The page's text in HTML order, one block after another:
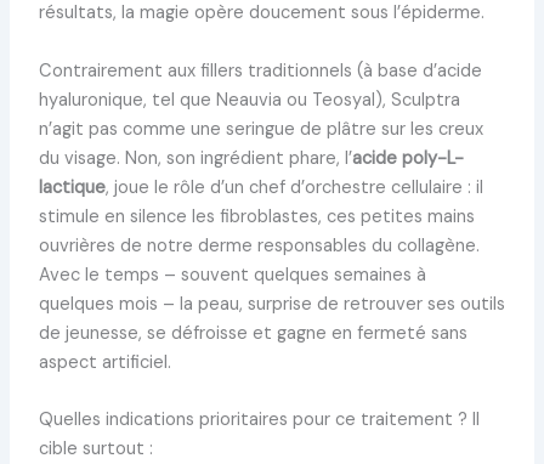
résultats, la magie opère doucement sous l’épiderme.
Contrairement aux fillers traditionnels (à base d’acide
hyaluronique, tel que Neauvia ou Teosyal), Sculptra
n’agit pas comme une seringue de plâtre sur les creux
du visage. Non, son ingrédient phare, l’acide poly-L-
lactique, joue le rôle d’un chef d’orchestre cellulaire : il
stimule en silence les fibroblastes, ces petites mains
ouvrières de notre derme responsables du collagène.
Avec le temps – souvent quelques semaines à
quelques mois – la peau, surprise de retrouver ses outils
de jeunesse, se défroisse et gagne en fermeté sans
aspect artificiel.
Quelles indications prioritaires pour ce traitement ? Il
cible surtout :